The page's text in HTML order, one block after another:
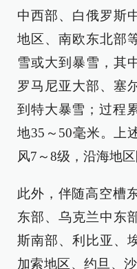
中西部、白俄罗斯
地区、南欧东北部
雪或大到暴雪，其
罗马尼亚大部、塞
到特大暴雪；过程
地35～50毫米。上
风7～8级，沿海地区
此外，伴随高空槽
东部、乌克兰中东
斯南部、利比亚、
加索地区、约旦、